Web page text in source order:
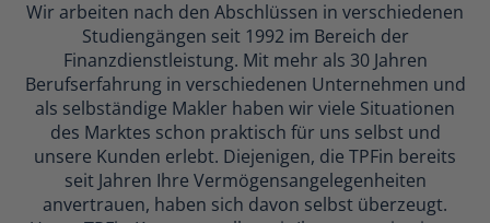
Wir arbeiten nach den Abschlüssen in verschiedenen
Studiengängen seit 1992 im Bereich der
Finanzdienstleistung. Mit mehr als 30 Jahren
Berufserfahrung in verschiedenen Unternehmen und
als selbständige Makler haben wir viele Situationen
des Marktes schon praktisch für uns selbst und
unsere Kunden erlebt. Diejenigen, die TPFin bereits
seit Jahren Ihre Vermögensangelegenheiten
anvertrauen, haben sich davon selbst überzeugt.